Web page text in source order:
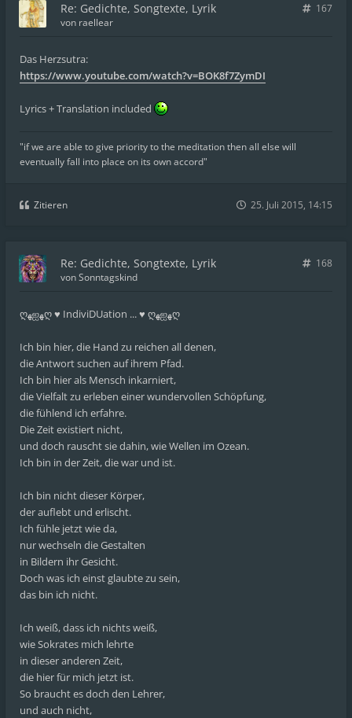
Re: Gedichte, Songtexte, Lyrik
167
von raellear
Das Herzsutra:
https://www.youtube.com/watch?v=BOK8f7ZymDI
Lyrics + Translation included
"if we are able to give priority to the meditation then all else will
eventually fall into place on its own accord"
Zitieren 25. Juli 2015, 14:15
Re: Gedichte, Songtexte, Lyrik
168
vonSonntagskind
ღﻬஐﻬღ ♥ IndiviDUation ... ♥ ღﻬஐﻬღ
Ich bin hier, die Hand zu reichen all denen,
die Antwort suchen auf ihrem Pfad.
Ich bin hier als Mensch inkarniert,
die Vielfalt zu erleben einer wundervollen Schöpfung,
die fühlend ich erfahre.
Die Zeit existiert nicht,
und doch rauscht sie dahin, wie Wellen im Ozean.
Ich bin in der Zeit, die war und ist.
Ich bin nicht dieser Körper,
der auflebt und erlischt.
Ich fühle jetzt wie da,
nur wechseln die Gestalten
in Bildern ihr Gesicht.
Doch was ich einst glaubte zu sein,
das bin ich nicht.
Ich weiß, dass ich nichts weiß,
wie Sokrates mich lehrte
in dieser anderen Zeit,
die hier für mich jetzt ist.
So braucht es doch den Lehrer,
und auch nicht,